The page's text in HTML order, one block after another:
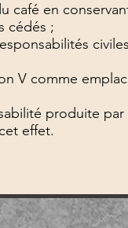
café en
cédés ;
civiles
V comme
produite
effet.